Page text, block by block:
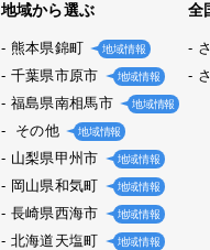
地域から選ぶ
熊本県錦町 地域情報
千葉県市原市 地域情報
福島県南相馬市 地域情報
その他 地域情報
山梨県甲州市 地域情報
岡山県和気町 地域情報
長崎県西海市 地域情報
北海道天塩町 地域情報
全